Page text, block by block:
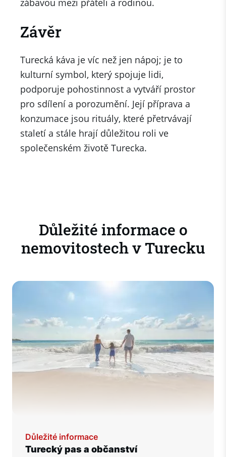
zábavou mezi přáteli a rodinou.
Závěr
Turecká káva je víc než jen nápoj; je to
kulturní symbol, který spojuje lidi,
podporuje pohostinnost a vytváří prostor
pro sdílení a porozumění. Její příprava a
konzumace jsou rituály, které přetrvávají
staletí a stále hrají důležitou roli ve
společenském životě Turecka.
Důležité informace o
nemovitostech v Turecku
Důležité informace
Turecký pas a občanství